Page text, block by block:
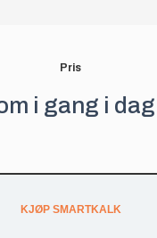
Pris
i gang i dag
KJØP SMARTKALK